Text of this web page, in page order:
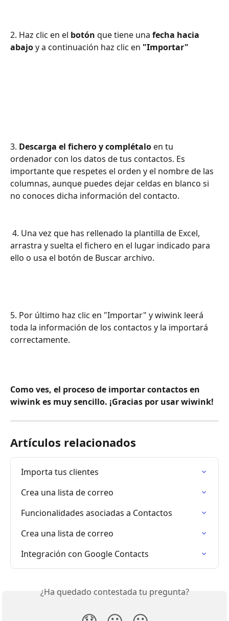
2. Haz clic en el botón que tiene una fecha hacia
abajo y a continuación haz clic en "Importar"
3. Descarga el fichero y complétalo en tu
ordenador con los datos de tus contactos. Es
importante que respetes el orden y el nombre de las
columnas, aunque puedes dejar celdas en blanco si
no conoces dicha información del contacto.
arrastra y suelta el fichero en el lugar indicado para
ello o usa el botón de Buscar archivo.
5. Por último haz clic en "Importar" y wiwink leerá
toda la información de los contactos y la importará
correctamente.
Como ves, el proceso de importar contactos en
wiwink es muy sencillo. ¡Gracias por usar wiwink!
Artículos relacionados
Importa tus clientes
Crea una lista de correo
Funcionalidades asociadas a Contactos
Crea una lista de correo
Integración con Google Contacts
¿Ha quedado contestada tu pregunta?